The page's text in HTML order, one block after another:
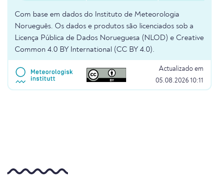
Com base em dados do Instituto de Meteorologia
Norueguês. Os dados e produtos são licenciados sob a
Licença Pública de Dados Norueguesa (NLOD) e Creative
Common 4.0 BY International (CC BY 4.0).
Actualizado em
05.08.2026 10:11